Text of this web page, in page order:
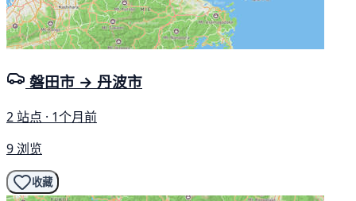
磐田市 → 丹波市
2 站点 · 1个月前
9 浏览
收藏